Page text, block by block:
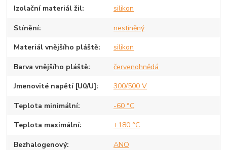
Izolační materiál žil silikon
Stínění nestíněný
Materiál vnějšího pláště silikon
Barva vnějšího pláště červenohnědá
Jmenovité napětí [U0/U] 300/500 V
Teplota minimální -60 °C
Teplota maximální +180 °C
Bezhalogenový ANO